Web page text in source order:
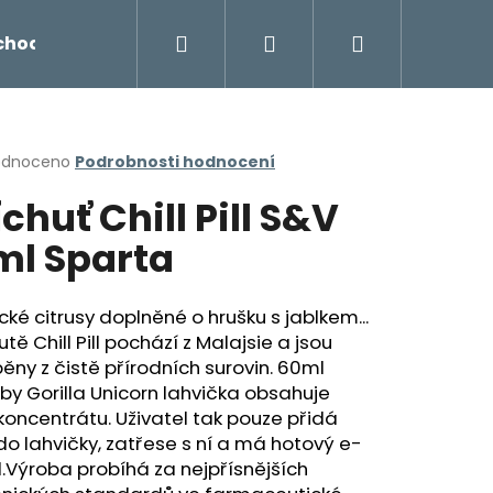
Napište námPřihlášení
Podrobnosti hodnocení
Chill Pill S&V
Sparta
citrusy doplněné o hrušku s jablkem...
Chill Pill pochází z Malajsie a jsou
z čistě přírodních surovin. 60ml
Gorilla Unicorn lahvička obsahuje
Uživatel tak pouze přidá
lahvičky, zatřese s ní a má hotový e-
probíhá za nejpřísnějších
Následující